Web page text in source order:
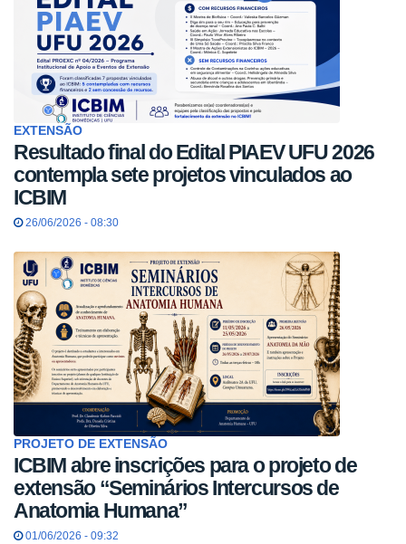
EXTENSÃO
Resultado final do Edital PIAEV UFU 2026
contempla sete projetos vinculados ao
ICBIM
26/06/2026 - 08:30
PROJETO DE EXTENSÃO
ICBIM abre inscrições para o projeto de
extensão “Seminários Intercursos de
Anatomia Humana”
01/06/2026 - 09:32